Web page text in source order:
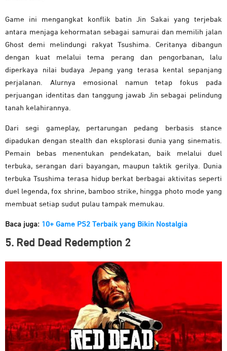
Game ini mengangkat konflik batin Jin Sakai yang terjebak
antara menjaga kehormatan sebagai samurai dan memilih jalan
Ghost demi melindungi rakyat Tsushima. Ceritanya dibangun
dengan kuat melalui tema perang dan pengorbanan, lalu
diperkaya nilai budaya Jepang yang terasa kental sepanjang
perjalanan. Alurnya emosional namun tetap fokus pada
perjuangan identitas dan tanggung jawab Jin sebagai pelindung
tanah kelahirannya.
Dari segi gameplay, pertarungan pedang berbasis stance
dipadukan dengan stealth dan eksplorasi dunia yang sinematis.
Pemain bebas menentukan pendekatan, baik melalui duel
terbuka, serangan dari bayangan, maupun taktik gerilya. Dunia
terbuka Tsushima terasa hidup berkat berbagai aktivitas seperti
duel legenda, fox shrine, bamboo strike, hingga photo mode yang
membuat setiap sudut pulau tampak memukau.
Baca juga: 10+ Game PS2 Terbaik yang Bikin Nostalgia
5. Red Dead Redemption 2